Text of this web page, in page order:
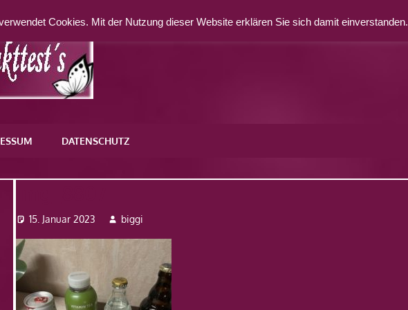
DATENSCHUTZ
15. Januar 2023 biggi
Cookies. Mit der Nutzung dieser Website erklären Sie sich damit einverstanden.